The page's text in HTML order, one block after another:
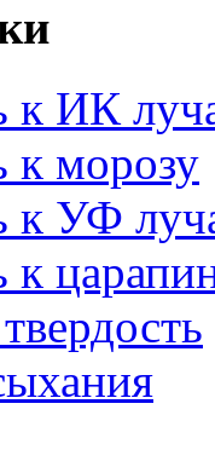
к ИК
к морозу
к УФ
к